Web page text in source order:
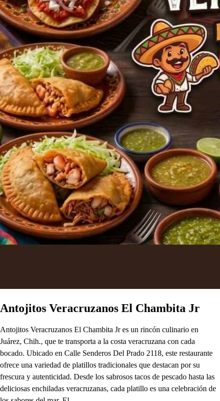
Antojitos Veracruzanos El Chambita Jr
Antojitos Veracruzanos El Chambita Jr es un rincón culinario en
Juárez, Chih., que te transporta a la costa veracruzana con cada
bocado. Ubicado en Calle Senderos Del Prado 2118, este restaurante
ofrece una variedad de platillos tradicionales que destacan por su
frescura y autenticidad. Desde los sabrosos tacos de pescado hasta las
deliciosas enchiladas veracruzanas, cada platillo es una celebración de